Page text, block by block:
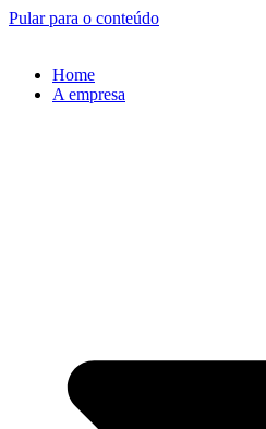
Pular para o conteúdo
Home
A empresa